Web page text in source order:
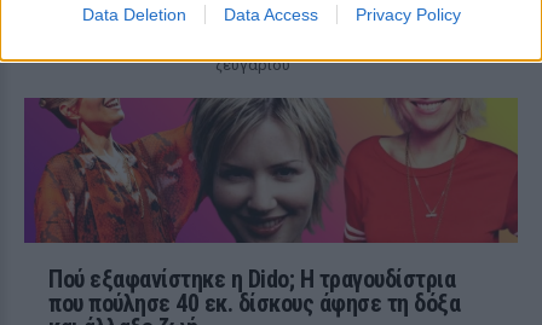
Data Deletion Data Access Privacy Policy
Η εκδήλωση διοργανώθηκε με
εξαιρετικά αυστηρά μέτρα για την
ζευγαριού
Πού εξαφανίστηκε η Dido; Η τραγουδίστρια
που πούλησε 40 εκ. δίσκους άφησε τη δόξα